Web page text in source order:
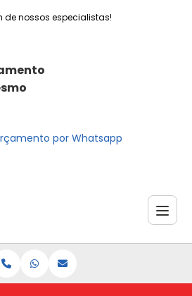
de nossos especialistas!
por Whatsapp